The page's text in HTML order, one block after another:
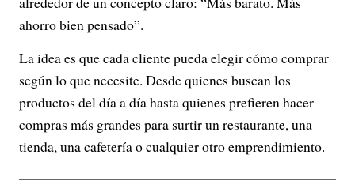
ahorro bien pensado”.
La idea es que cada cliente pueda elegir cómo comprar
según lo que necesite. Desde quienes buscan los
productos del día a día hasta quienes prefieren hacer
compras más grandes para surtir un restaurante, una
tienda, una cafetería o cualquier otro emprendimiento.